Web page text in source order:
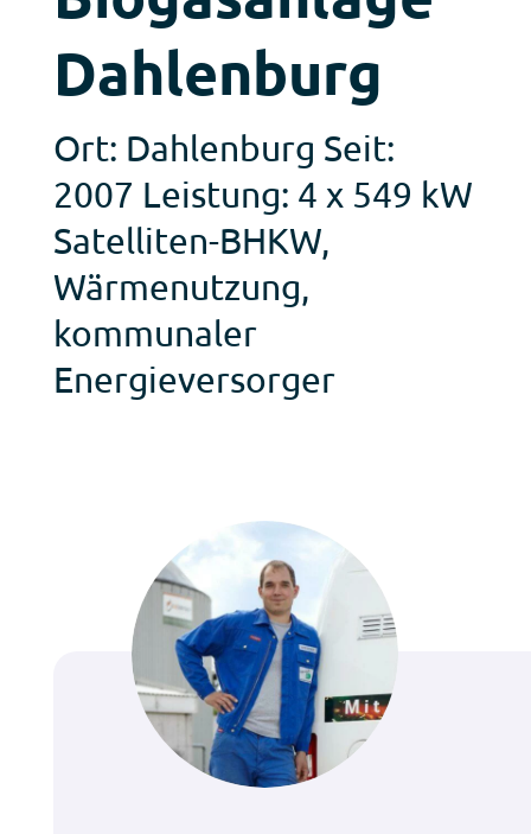
Dahlenburg
Ort: Dahlenburg Seit:
2007 Leistung: 4 x 549 kW
Satelliten-BHKW,
Wärmenutzung,
kommunaler
Energieversorger